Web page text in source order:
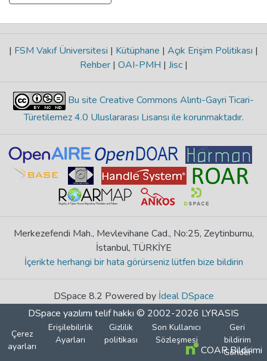
| FSM Vakıf Üniversitesi | Kütüphane | Açık Erişim Politikası |
Rehber | OAI-PMH | Jisc |
Bu site Creative Commons Alıntı-Gayri Ticari-
Türetilemez 4.0 Uluslararası Lisansı ile korunmaktadır.
Merkezefendi Mah., Mevlevihane Cad., No:25, Zeytinburnu,
İstanbul, TÜRKİYE
İçerikte herhangi bir hata görürseniz lütfen bize bildirin
DSpace 8.2 Powered by İdeal DSpace
DSpace yazılımı telif hakkı © 2002-2026 LYRASIS
Çerez
ayarları
Erişilebilirlik
Ayarları
Gizlilik
politikası
Son Kullanıcı
Sözleşmesi
Geri
bildirim
Gönder
COAR Bildirimi